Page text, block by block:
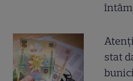
stat